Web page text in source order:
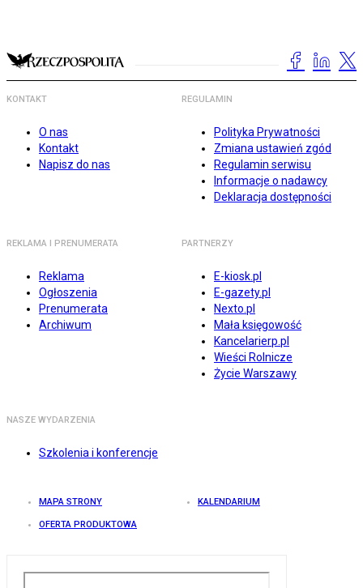
KONTAKT
O nas
Kontakt
Napisz do nas
REGULAMIN
Polityka Prywatności
Zmiana ustawień zgód
Regulamin serwisu
Informacje o nadawcy
Deklaracja dostępności
REKLAMA I PRENUMERATA
Reklama
Ogłoszenia
Prenumerata
Archiwum
PARTNERZY
E-kiosk.pl
E-gazety.pl
Nexto.pl
Mała księgowość
Kancelarierp.pl
Wieści Rolnicze
Życie Warszawy
NASZE WYDARZENIA
Szkolenia i konferencje
MAPA STRONY KALENDARIUM
OFERTA PRODUKTOWA